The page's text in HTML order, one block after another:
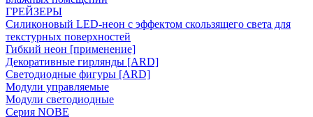
ГРЕЙЗЕРЫ
Силиконовый LED-неон с эффектом скользящего света для
текстурных поверхностей
Гибкий неон [применение]
Декоративные гирлянды [ARD]
Светодиодные фигуры [ARD]
Модули управляемые
Модули светодиодные
Серия NOBE